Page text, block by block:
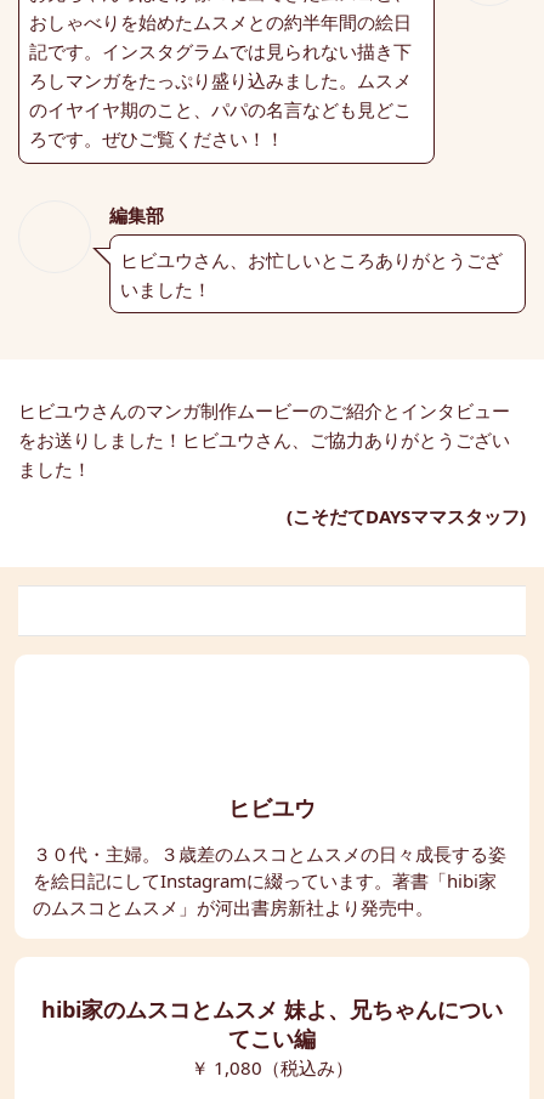
おしゃべりを始めたムスメとの約半年間の絵日
記です。インスタグラムでは見られない描き下
ろしマンガをたっぷり盛り込みました。ムスメ
のイヤイヤ期のこと、パパの名言なども見どこ
ろです。ぜひご覧ください！！
編集部
ヒビユウさん、お忙しいところありがとうござ
いました！
ヒビユウさんのマンガ制作ムービーのご紹介とインタビュー
をお送りしました！ヒビユウさん、ご協力ありがとうござい
ました！
(こそだてDAYSママスタッフ)
ヒビユウ
３０代・主婦。３歳差のムスコとムスメの日々成長する姿
を絵日記にしてInstagramに綴っています。著書「hibi家
のムスコとムスメ」が河出書房新社より発売中。
hibi家のムスコとムスメ 妹よ、兄ちゃんについ
てこい編
￥ 1,080（税込み）